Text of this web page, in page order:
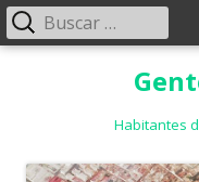
Habitantes
Menú